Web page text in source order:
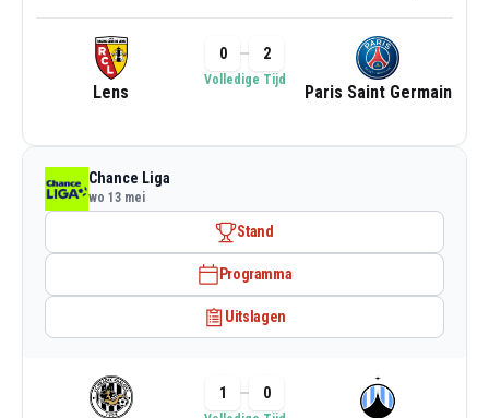
Lens
0 2
Volledige Tijd
Paris Saint Germain
Chance Liga
wo 13 mei
Stand
Programma
Uitslagen
1 0